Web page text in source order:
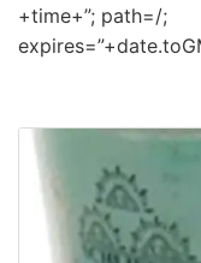
+time+”; path=/;